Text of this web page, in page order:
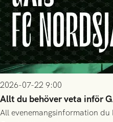
2026-07-22 9:00
Allt du behöver veta inför
All evenemangsinformation